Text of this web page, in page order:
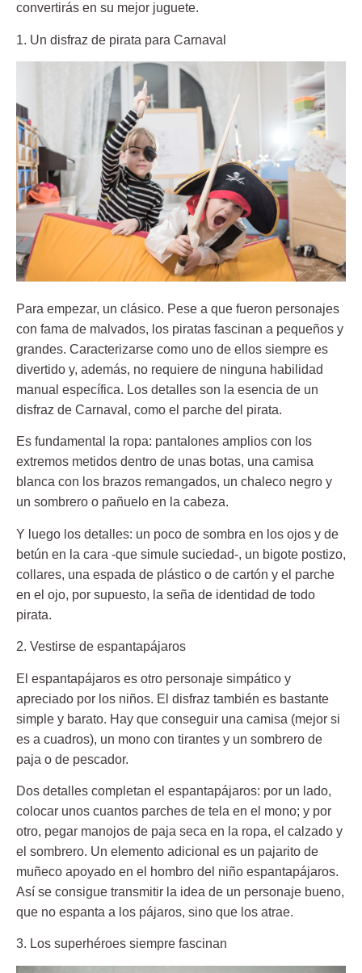
convertirás en su mejor juguete.
1. Un disfraz de pirata para Carnaval
Para empezar, un clásico. Pese a que fueron personajes
con fama de malvados, los piratas fascinan a pequeños y
grandes. Caracterizarse como uno de ellos siempre es
divertido y, además, no requiere de ninguna habilidad
manual específica. Los detalles son la esencia de un
disfraz de Carnaval, como el parche del pirata.
Es fundamental la ropa: pantalones amplios con los
extremos metidos dentro de unas botas, una camisa
blanca con los brazos remangados, un chaleco negro y
un sombrero o pañuelo en la cabeza.
Y luego los detalles: un poco de sombra en los ojos y de
betún en la cara -que simule suciedad-, un bigote postizo,
collares, una espada de plástico o de cartón y el parche
en el ojo, por supuesto, la seña de identidad de todo
pirata.
2. Vestirse de espantapájaros
El espantapájaros es otro personaje simpático y
apreciado por los niños. El disfraz también es bastante
simple y barato. Hay que conseguir una camisa (mejor si
es a cuadros), un mono con tirantes y un sombrero de
paja o de pescador.
Dos detalles completan el espantapájaros: por un lado,
colocar unos cuantos parches de tela en el mono; y por
otro, pegar manojos de paja seca en la ropa, el calzado y
el sombrero. Un elemento adicional es un pajarito de
muñeco apoyado en el hombro del niño espantapájaros.
Así se consigue transmitir la idea de un personaje bueno,
que no espanta a los pájaros, sino que los atrae.
3. Los superhéroes siempre fascinan